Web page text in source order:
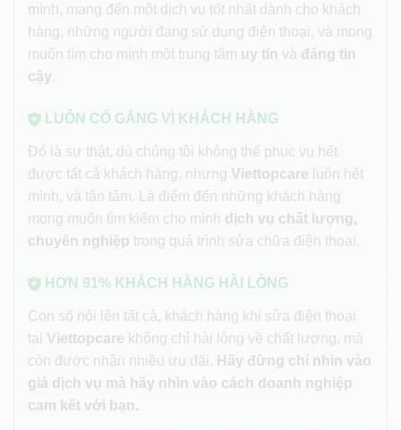
mình, mang đến một dịch vụ tốt nhất dành cho khách
hàng, những người đang sử dụng điện thoại, và mong
muốn tìm cho mình một trung tâm uy tín và đáng tin
cậy.
LUÔN CỐ GẮNG VÌ KHÁCH HÀNG
Đó là sự thật, dù chúng tôi không thể phục vụ hết
được tất cả khách hàng, nhưng Viettopcare luôn hết
mình, và tận tâm. Là điểm đến những khách hàng
mong muốn tìm kiếm cho mình dịch vụ chất lượng,
chuyên nghiệp trong quá trình sửa chữa điện thoại.
HƠN 91% KHÁCH HÀNG HÀI LÒNG
Con số nói lên tất cả, khách hàng khi sửa điện thoại
tại Viettopcare không chỉ hài lòng về chất lượng, mà
còn được nhận nhiều ưu đãi. Hãy đừng chỉ nhìn vào
giá dịch vụ mà hãy nhìn vào cách doanh nghiệp
cam kết với bạn.